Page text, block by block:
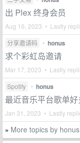
出 Plex 终身会员
Aug 16, 2023 • Lastly
分享邀请码 • honus
求个彩虹岛邀请
Mar 17, 2023 • Lastly
Spotify • honus
最近音乐平台歌单好
Jan 31, 2023 • Lastly
» More topics by honus